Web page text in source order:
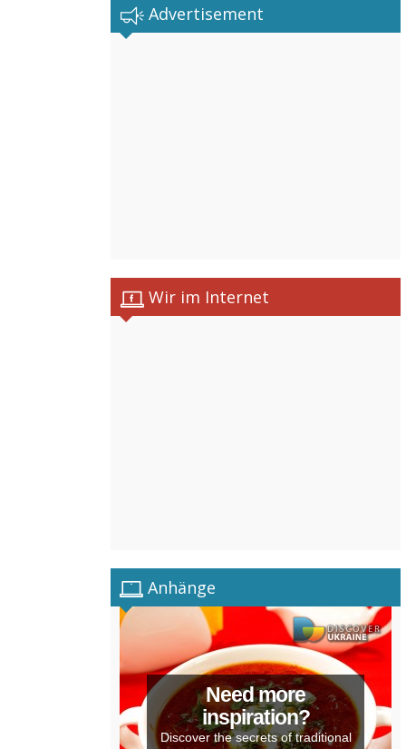
Advertisement
Wir im Internet
Anhänge
Need more
inspiration?
Discover the secrets of traditional